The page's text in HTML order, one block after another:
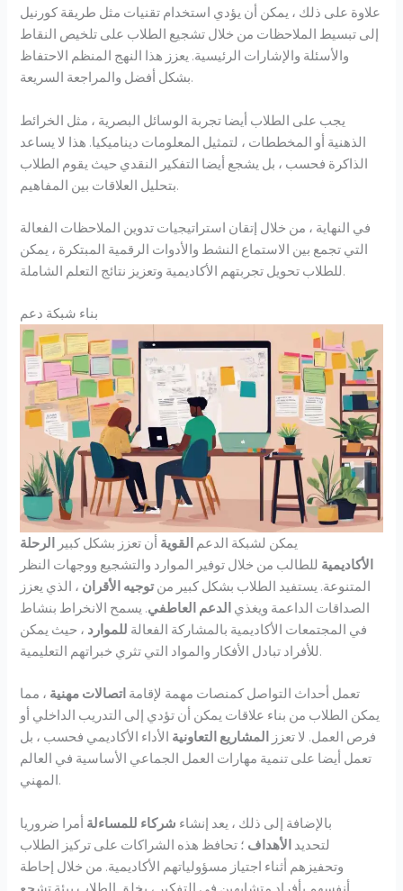
علاوة على ذلك ، يمكن أن يؤدي استخدام تقنيات مثل طريقة كورنيل
إلى تبسيط الملاحظات من خلال تشجيع الطلاب على تلخيص النقاط
والأسئلة والإشارات الرئيسية. يعزز هذا النهج المنظم الاحتفاظ
بشكل أفضل والمراجعة السريعة.
يجب على الطلاب أيضا تجربة الوسائل البصرية ، مثل الخرائط
الذهنية أو المخططات ، لتمثيل المعلومات ديناميكيا. هذا لا يساعد
الذاكرة فحسب ، بل يشجع أيضا التفكير النقدي حيث يقوم الطلاب
بتحليل العلاقات بين المفاهيم.
في النهاية ، من خلال إتقان استراتيجيات تدوين الملاحظات الفعالة
التي تجمع بين الاستماع النشط والأدوات الرقمية المبتكرة ، يمكن
للطلاب تحويل تجربتهم الأكاديمية وتعزيز نتائج التعلم الشاملة.
بناء شبكة دعم
يمكن لشبكة الدعم القوية أن تعزز بشكل كبير الرحلة
الأكاديمية للطالب من خلال توفير الموارد والتشجيع ووجهات النظر
المتنوعة. يستفيد الطلاب بشكل كبير منتوجيه الأقران ، الذي يعزز
الصداقات الداعمة ويغذي الدعم العاطفي. يسمح الانخراط بنشاط
في المجتمعات الأكاديمية بالمشاركة الفعالة للموارد ، حيث يمكن
للأفراد تبادل الأفكار والمواد التي تثري خبراتهم التعليمية.
تعمل أحداث التواصل كمنصات مهمة لإقامة اتصالات مهنية ، مما
يمكن الطلاب من بناء علاقات يمكن أن تؤدي إلى التدريب الداخلي أو
فرص العمل. لا تعزز
المشاريع التعاونية الأداء الأكاديمي فحسب ، بل
تعمل أيضا على تنمية مهارات العمل الجماعي الأساسية في العالم
المهني.
بالإضافة إلى ذلك ، يعد إنشاء شركاء للمساءلة أمرا ضروريا
لتحديد الأهداف ؛ تحافظ هذه الشراكات على تركيز الطلاب
وتحفيزهم أثناء اجتياز مسؤولياتهم الأكاديمية. من خلال إحاطة
أنفسهم بأفراد متشابهين في التفكير ، يخلق الطلاب بيئة تشجع